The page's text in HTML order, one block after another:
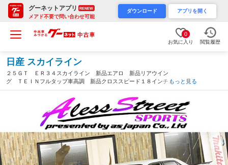
グーネットアプリ RENEW
メアド不要で問い合わせ可能
ダウンロード アプリを開く
0
お気に入り 閲覧履歴
日産 スカイライン
２５ＧＴ ＥＲ３４スカイライン 新品エアロ 新品リアウイン
グ ＴＥＩＮフルタップ車高調 新品クロススピード１８インチア
ルミホイール新品タイヤ 新品競技用砲弾マフラー 新品カロッツ
ェリアディスプレイオーディオ（岐阜県）
もっと見る